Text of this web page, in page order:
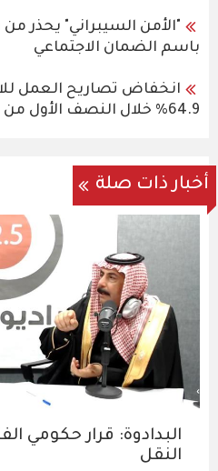
"الأمن السيبراني" يحذر
باسم الضمان الاجتماعي
انخفاض تصاريح العمل
64.9% خلال النصف الأول من 2026
أخبار ذات صلة
البدادوة: قرار حكومي
النقل